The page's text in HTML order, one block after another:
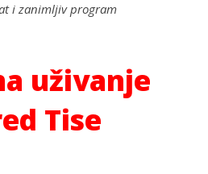
i zanimljiv program
uživanje
Tise